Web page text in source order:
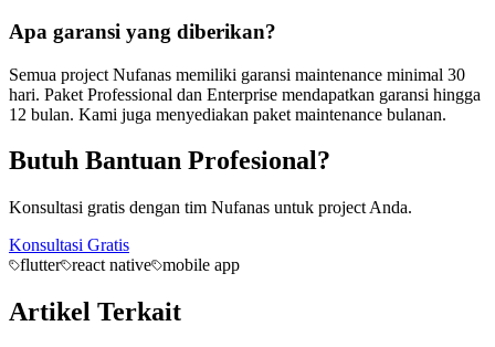
Apa garansi yang diberikan?
Semua project Nufanas memiliki garansi maintenance minimal 30
hari. Paket Professional dan Enterprise mendapatkan garansi hingga
12 bulan. Kami juga menyediakan paket maintenance bulanan.
Butuh Bantuan Profesional?
Konsultasi gratis dengan tim Nufanas untuk project Anda.
Konsultasi Gratis
flutter react native mobile app
Artikel Terkait